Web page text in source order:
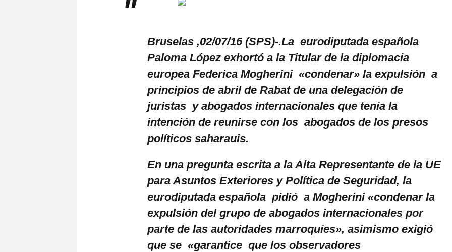
Bruselas ,02/07/16 (SPS)-.La eurodiputada española
Paloma López exhortó a la Titular de la diplomacia
europea Federica Mogherini «condenar» la expulsión a
principios de abril de Rabat de una delegación de
juristas y abogados internacionales que tenía la
intención de reunirse con los abogados de los presos
políticos saharauis.
En una pregunta escrita a la Alta Representante de la UE
para Asuntos Exteriores y Política de Seguridad, la
eurodiputada española pidió a Mogherini «condenar la
expulsión del grupo de abogados internacionales por
parte de las autoridades marroquíes», asimismo exigió
que se «garantice que los observadores